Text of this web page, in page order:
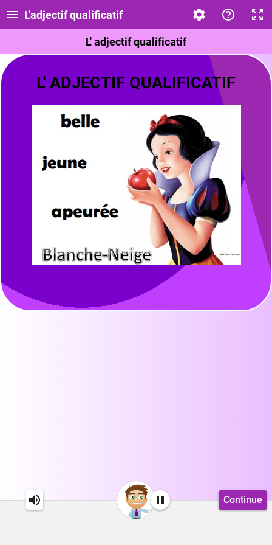
Continue
L'adjectif qualificatif
L' adjectif qualificatif
L' ADJECTIF QUALIFICATIF